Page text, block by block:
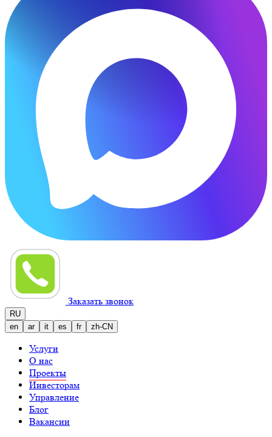
Заказать звонок
RU
en
ar it es fr zh-CN
Услуги
О нас
Проекты
Инвесторам
Управление
Блог
Вакансии